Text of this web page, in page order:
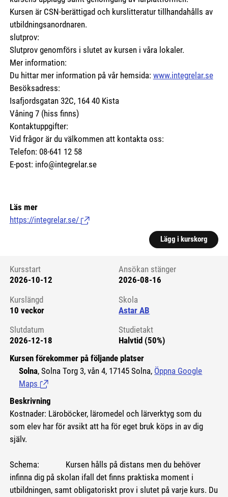
Kursen är CSN-berättigad och kurslitteratur tillhandahålls av
utbildningsanordnaren.
slutprov:
Slutprov genomförs i slutet av kursen i våra lokaler.
Mer information:
Du hittar mer information på vår hemsida: www.integrelar.se
Besöksadress:
Isafjordsgatan 32C, 164 40 Kista
Våning 7 (hiss finns)
Kontaktuppgifter:
Vid frågor är du välkommen att kontakta oss:
Telefon: 08-641 12 58
E-post: info@integrelar.se
Läs mer
https://integrelar.se/ (Länk till extern sida.)
Lägg i kurskorg
Kursstart 6223535
Kursstart
2026-10-12
Ansökan stänger
2026-08-16
Kurslängd
10 veckor
Skola
Astar AB
Slutdatum
2026-12-18
Studietakt
Halvtid (50%)
Kursen förekommer på följande platser
Solna, Solna Torg 3, vån 4, 17145 Solna, Öppna Google
Maps (Länk till extern sida.)
Beskrivning
Kostnader: Läroböcker, läromedel och lärverktyg som du
som elev har för avsikt att ha för eget bruk köps in av dig
själv.
Schema: Kursen hålls på distans men du behöver
infinna dig på skolan ifall det finns praktiska moment i
utbildningen, samt obligatoriskt prov i slutet på varje kurs. Du